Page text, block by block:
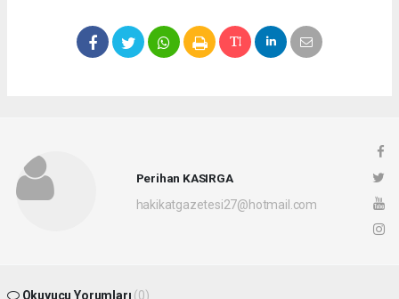
Perihan KASIRGA
hakikatgazetesi27@hotmail.com
Okuyucu Yorumları (0)